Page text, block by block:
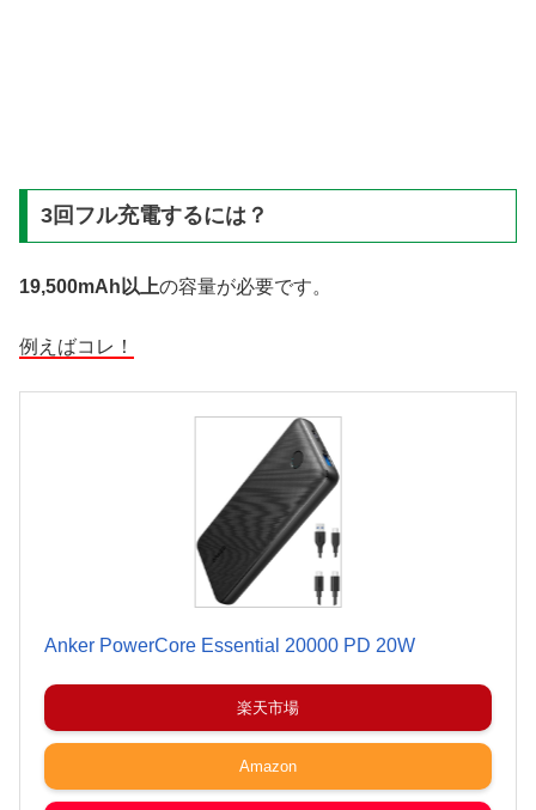
3回フル充電するには？
19,500mAh以上の容量が必要です。
例えばコレ！
Anker PowerCore Essential 20000 PD 20W
楽天市場
Amazon